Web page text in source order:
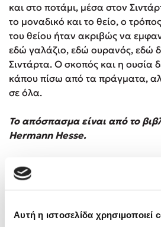
Αυτή η ιστοσελίδα χρησιμοποιεί
και στο ποτάμι, μέσα στον
το μοναδικό και το θείο, ο
του θείου ήταν ακριβώς να
εδώ γαλάζιο, εδώ ουρανός, εδώ
Σιντάρτα. Ο σκοπός και η ουσία
κάπου πίσω από τα πράγματα,
σε όλα.
Το απόσπασμα είναι από το
Hermann Hesse.